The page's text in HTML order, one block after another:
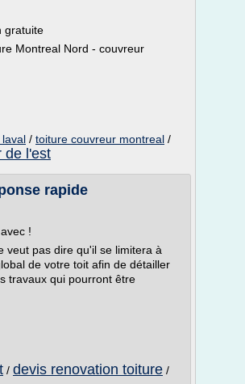
gratuite
Montreal Nord - couvreur
/ toiture couvreur montreal /
de l'est
rapide
!
veut pas dire qu'il se limitera à
de votre toit afin de détailler
travaux qui pourront être
/ devis renovation toiture /